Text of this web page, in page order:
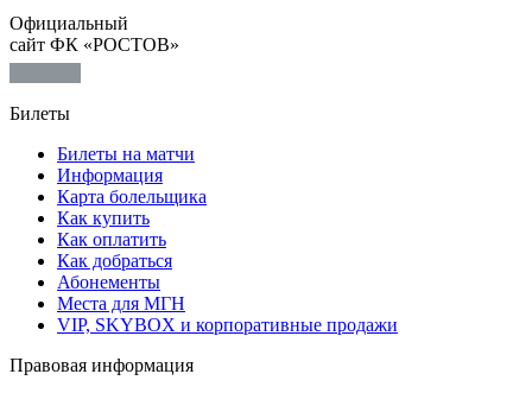
Официальный
сайт ФК «РОСТОВ»
Билеты
Билеты на матчи
Информация
Карта болельщика
Как купить
Как оплатить
Как добраться
Абонементы
Места для МГН
VIP, SKYBOX и корпоративные продажи
Правовая информация